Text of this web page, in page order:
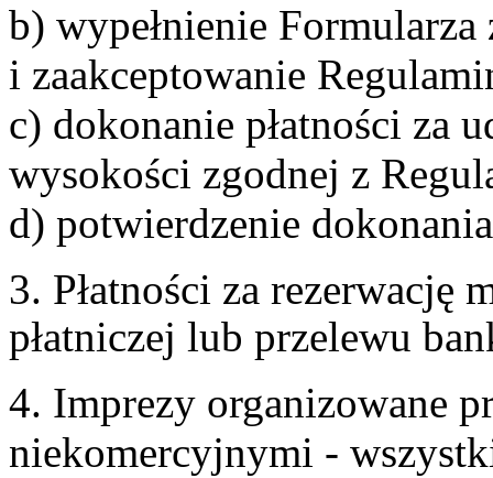
b) wypełnienie Formularza
i zaakceptowanie
c) dokonanie płatności za
wysokości zgodnej z
d) potwierdzenie
3. Płatności za rezerwację
płatniczej lub przelewu
4. Imprezy organizowane
niekomercyjnymi -